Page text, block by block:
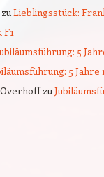
Lieblingsstück:
5
5
zu